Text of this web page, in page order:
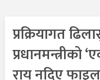
प्रक्रियागत
प्रधानमन्त्रीको
राय नदिए